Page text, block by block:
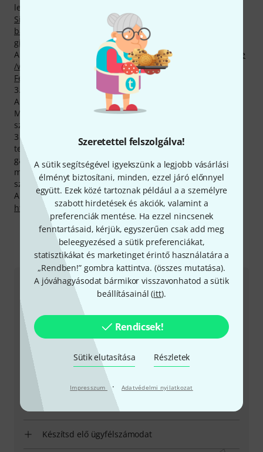
Szeretettel felszolgálva!
A sütik segítségével igyekszünk a legjobb vásárlási
élményt biztosítani, minden, ezzel járó előnnyel
együtt. Ezek közé tartoznak például a a személyre
szabott hirdetések és akciók, valamint a
preferenciák mentése. Ha ezzel nincsenek
fenntartásaid, kérjük, egyszerűen csak add meg
beleegyezésed a sütik preferenciákat,
statisztikákat és marketinget érintő használatára a
„Rendben!” gombra kattintva. (összes mutatása).
A jóváhagyásodat bármikor visszavonhatod a sütik
beállításainál (itt).
Rendicsek!
Sütik elutasítása Részletek
Impresszum · Adatvédelmi nyilatkozat
legkeresettebb termékei közt, az alábbi kategóriákban:
Signature westerngitár
, Egyéb westerngitárok
basszusgitár-hangolókulcsok,Kiegészítők akusztikus
gitárokhoz
Balkezes akusztikus gitárok
Aktuális Top Sellerünk neveMaton EMD/6 Diesel Signature
/w Case
. A legforróbb Maton-termék a népszerű
Feedback Buster 808
, amelyből eddigi fennállásunk óta
3.000 darabot adtunk el.
A gyártó minden Maton-termékre 2 év garanciát szavatol.
Mi ezt a garanciát kibővítve biztosítunk minden vásárlónk
számára 3 évre kiterjedő garanciát.
3 éves Thomann-garanciánk mellett minden Maton -
termékre biztosítunk egy 30 napos pénzvisszafizetési
garanciát is. Komoly szaktudással rendelkező
munkatársaink ezen felül telephelyünkön további
szolgáltatásokat is készek nyújtani.
A gyártóval kapcsolatban itt találsz bővebb tájékoztatást:
http://www.maton.com.au/
Így érhetsz el minket
Ügyfélszolgálat - Magyarország
+49-9546-9223-531
Ügyfélszolgálatunk minden kérdés és észrevétel esetén
örömmel áll rendelkezésedre
Készítsd elő ügyfélszámodat